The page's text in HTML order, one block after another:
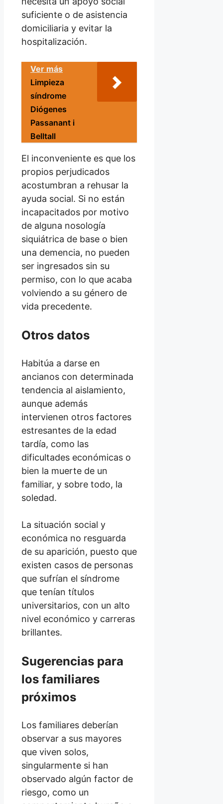
suficiente o de asistencia
domiciliaria y evitar la
hospitalización.
Ver más
Limpieza
síndrome
Diógenes
Passanant i
Belltall
El inconveniente es que los
propios perjudicados
acostumbran a rehusar la
ayuda social. Si no están
incapacitados por motivo
de alguna nosología
siquiátrica de base o bien
una demencia, no pueden
ser ingresados sin su
permiso, con lo que acaba
volviendo a su género de
vida precedente.
Otros datos
Habitúa a darse en
ancianos con determinada
tendencia al aislamiento,
aunque además
intervienen otros factores
estresantes de la edad
tardía, como las
dificultades económicas o
bien la muerte de un
familiar, y sobre todo, la
soledad.
La situación social y
económica no resguarda
de su aparición, puesto que
existen casos de personas
que sufrían el síndrome
que tenían títulos
universitarios, con un alto
nivel económico y carreras
brillantes.
Sugerencias para
los familiares
próximos
Los familiares deberían
observar a sus mayores
que viven solos,
singularmente si han
observado algún factor de
riesgo, como un